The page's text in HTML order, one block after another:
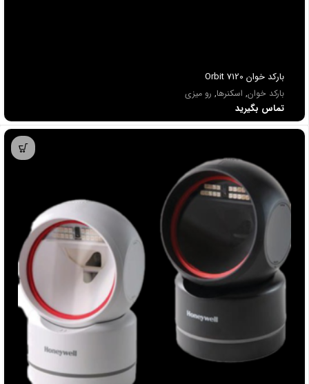
باركد خوان Orbit 7120
بارکد خوان, اسکنرها, رو میزی
تماس بگیرید